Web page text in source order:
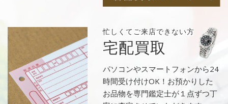
忙しくてご来店できない方
宅配買取
パソコンやスマートフォンから24
時間受け付けOK！お預かりした
お品物を専門鑑定士が１点ずつ丁